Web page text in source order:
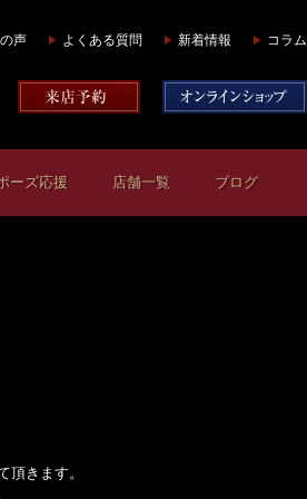
声 よくある質問 新着情報 コラム
ーズ応援 店舗一覧 ブログ
きます。